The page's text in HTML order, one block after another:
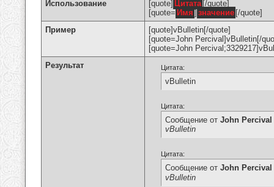
Использование [quote] Цитата [/quote]
[quote= Имя ] значение [/quote]
Пример
[quote]vBulletin[/quote]
[quote=John Percival]vBulletin[/
[quote=John
Результат
Цитата:
vBulletin
Цитата:
Сообщение от John Percival
vBulletin
Цитата:
Сообщение от John Percival
vBulletin